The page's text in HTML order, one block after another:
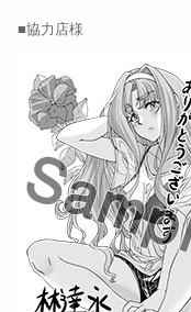
協力店様